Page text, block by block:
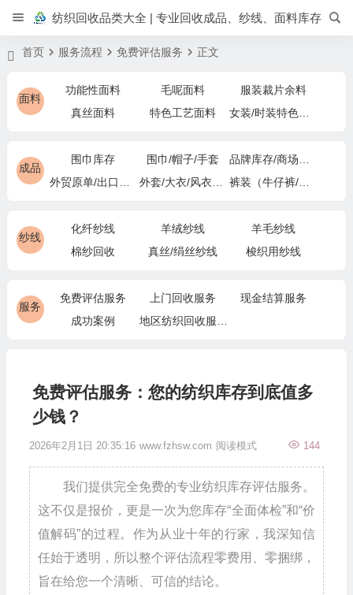
纺织回收品类大全 | 专业回收成品、纱线、面料库存
首页 服务流程 免费评估服务 正文
面料
功能性面料 毛呢面料
服装裁片余料
真丝面料
特色工艺面料
成品
围巾库存 围巾/帽子/手套
纱线
化纤纱线 羊绒纱线
羊毛纱线
棉纱回收
真丝/绢丝纱线 梭织用纱线
服务
免费评估服务 上门回收服务
现金结算服务
成功案例
免费评估服务：您的纺织库存到底值多
少钱？
2026年2月1日 20:35:16 www.fzhsw.com 144
阅读模式
我们提供完全免费的专业纺织库存评估服务。
这不仅是报价，更是一次为您库存“全面体检”和“价
值解码”的过程。作为从业十年的行家，我深知信
任始于透明，所以整个评估流程零费用、零捆绑，
旨在给您一个清晰、可信的结论。